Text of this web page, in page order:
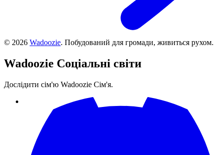
© 2026 Wadoozie. Побудований для громади, живиться рухом.
Wadoozie Соціальні світи
Дослідити сім'ю Wadoozie Сім'я.